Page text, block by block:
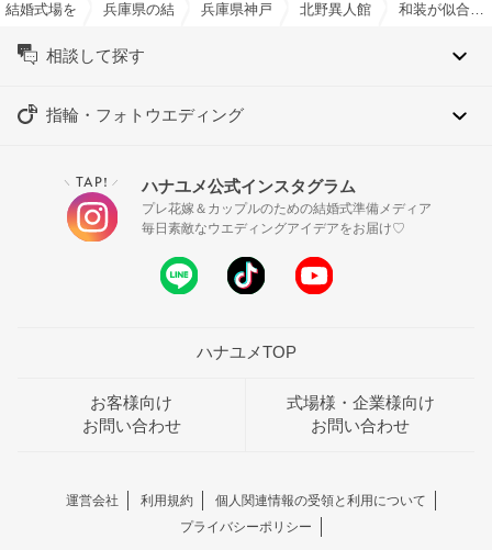
結婚式場を探すならハナユメ
兵庫県の結婚式場一覧兵庫県神戸市の結婚式場一覧北野異人館 旧ハンター邸で
和装が似合う・和婚特集
相談して探す
指輪・フォトウエディング
＼ TAP! ／ ハナユメ公式インスタグラム
プレ花嫁＆カップルのための結婚式準備メディア
毎日素敵なウエディングアイデアをお届け♡
ハナユメTOP
お客様向け
お問い合わせ
式場様・企業様向け
お問い合わせ
運営会社 利用規約
個人関連情報の受領と利用について
プライバシーポリシー